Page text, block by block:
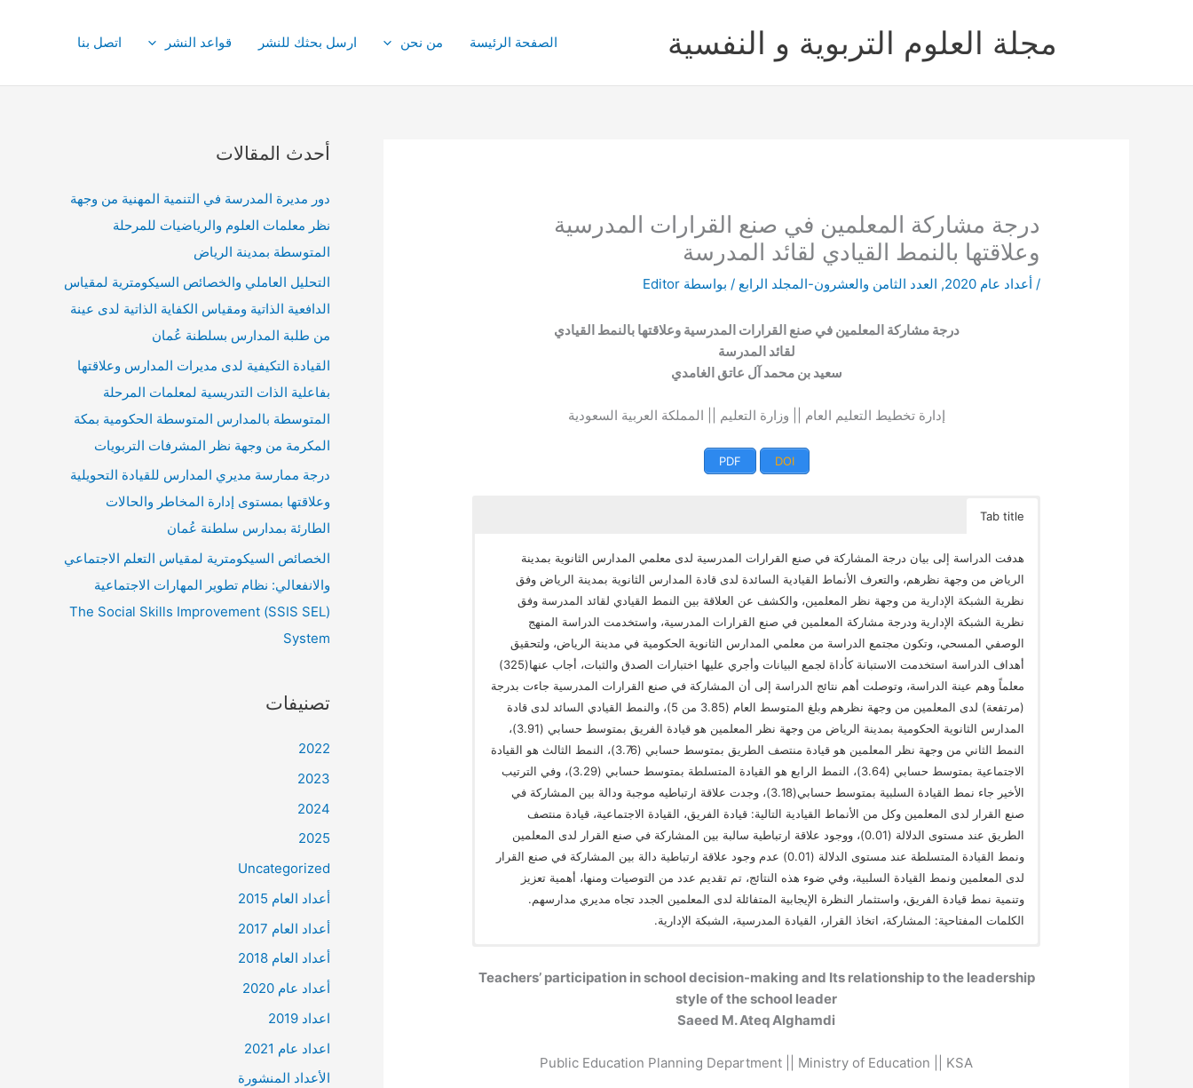
مجلة العلوم التربوية و النفسية الصفحة الرئيسة من نحن ارسل بحثك للنشر قواعد النشر اتصل بنا
درجة مشاركة المعلمين في صنع القرارات المدرسية
وعلاقتها بالنمط القيادي لقائد المدرسة
/أعداد عام 2020 , العدد الثامن والعشرون-المجلد الرابع / بواسطة Editor
درجة مشاركة المعلمين في صنع القرارات المدرسية وعلاقتها بالنمط القيادي
لقائد المدرسة
سعيد بن محمد آل عاتق الغامدي
إدارة تخطيط التعليم العام || وزارة التعليم || المملكة العربية السعودية
DOI
PDF
Tab title
هدفت الدراسة إلى بيان درجة المشاركة في صنع القرارات المدرسية لدى معلمي المدارس الثانوية بمدينة
الرياض من وجهة نظرهم، والتعرف الأنماط القيادية السائدة لدى قادة المدارس الثانوية بمدينة الرياض وفق
نظرية الشبكة الإدارية من وجهة نظر المعلمين، والكشف عن العلاقة بين النمط القيادي لقائد المدرسة وفق
نظرية الشبكة الإدارية ودرجة مشاركة المعلمين في صنع القرارات المدرسية، واستخدمت الدراسة المنهج
الوصفي المسحي، وتكون مجتمع الدراسة من معلمي المدارس الثانوية الحكومية في مدينة الرياض، ولتحقيق
أهداف الدراسة استخدمت الاستبانة كأداة لجمع البيانات وأجري عليها اختبارات الصدق والثبات، أجاب عنها(325)
معلماً وهم عينة الدراسة، وتوصلت أهم نتائج الدراسة إلى أن المشاركة في صنع القرارات المدرسية جاءت بدرجة
(مرتفعة) لدى المعلمين من وجهة نظرهم وبلغ المتوسط العام (3.85 من 5)، والنمط القيادي السائد لدى قادة
المدارس الثانوية الحكومية بمدينة الرياض من وجهة نظر المعلمين هو قيادة الفريق بمتوسط حسابي (3.91)،
النمط الثاني من وجهة نظر المعلمين هو قيادة منتصف الطريق بمتوسط حسابي (3.76)، النمط الثالث هو القيادة
الاجتماعية بمتوسط حسابي (3.64)، النمط الرابع هو القيادة المتسلطة بمتوسط حسابي (3.29)، وفي الترتيب
الأخير جاء نمط القيادة السلبية بمتوسط حسابي(3.18)، وجدت علاقة ارتباطيه موجبة ودالة بين المشاركة في
صنع القرار لدى المعلمين وكل من الأنماط القيادية التالية: قيادة الفريق، القيادة الاجتماعية، قيادة منتصف
الطريق عند مستوى الدلالة (0.01)، ووجود علاقة ارتباطية سالبة بين المشاركة في صنع القرار لدى المعلمين
ونمط القيادة المتسلطة عند مستوى الدلالة (0.01) عدم وجود علاقة ارتباطية دالة بين المشاركة في صنع القرار
لدى المعلمين ونمط القيادة السلبية، وفي ضوء هذه النتائج، تم تقديم عدد من التوصيات ومنها، أهمية تعزيز
وتنمية نمط قيادة الفريق، واستثمار النظرة الإيجابية المتفائلة لدى المعلمين الجدد تجاه مديري مدارسهم.
الكلمات المفتاحية: المشاركة، اتخاذ القرار، القيادة المدرسية، الشبكة الإدارية.
Teachers’ participation in school decision-making and Its relationship to the leadership
style of the school leader
Saeed M. Ateq Alghamdi
Public Education Planning Department || Ministry of Education || KSA
أحدث المقالات
دور مديرة المدرسة في التنمية المهنية من وجهة
نظر معلمات العلوم والرياضيات للمرحلة
المتوسطة بمدينة الرياض
التحليل العاملي والخصائص السيكومترية لمقياس
الدافعية الذاتية ومقياس الكفاية الذاتية لدى عينة
من طلبة المدارس بسلطنة عُمان
القيادة التكيفية لدى مديرات المدارس وعلاقتها
بفاعلية الذات التدريسية لمعلمات المرحلة
المتوسطة بالمدارس المتوسطة الحكومية بمكة
المكرمة من وجهة نظر المشرفات التربويات
درجة ممارسة مديري المدارس للقيادة التحويلية
وعلاقتها بمستوى إدارة المخاطر والحالات
الطارئة بمدارس سلطنة عُمان
الخصائص السيكومترية لمقياس التعلم الاجتماعي
والانفعالي: نظام تطوير المهارات الاجتماعية
(SSIS SEL) The Social Skills Improvement
System
تصنيفات
2022
2023
2024
2025
Uncategorized
أعداد العام 2015
أعداد العام 2017
أعداد العام 2018
أعداد عام 2020
اعداد 2019
اعداد عام 2021
الأعداد المنشورة